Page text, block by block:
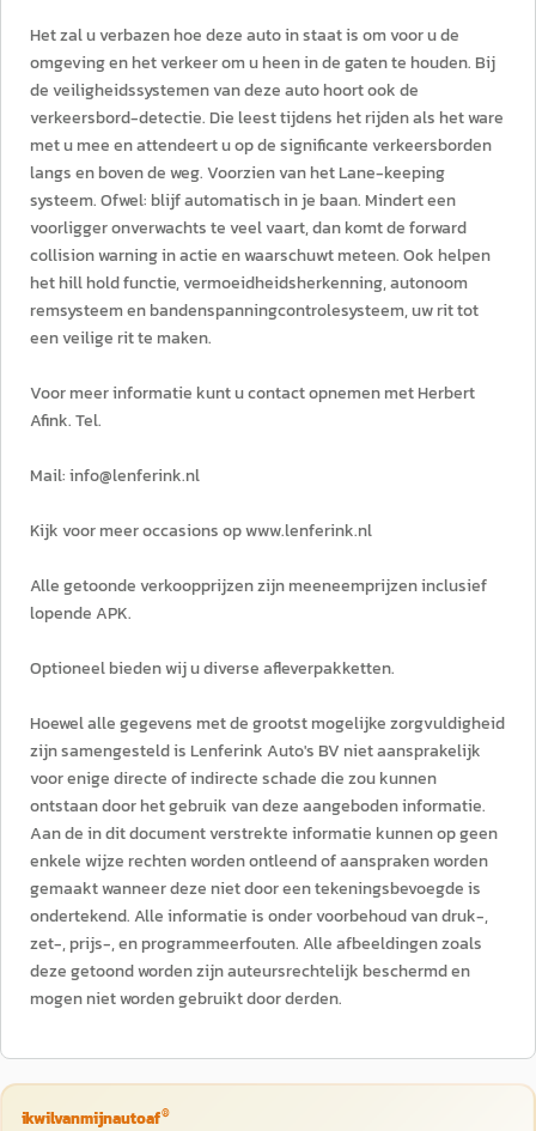
Het zal u verbazen hoe deze auto in staat is om voor u de
omgeving en het verkeer om u heen in de gaten te houden. Bij
de veiligheidssystemen van deze auto hoort ook de
verkeersbord-detectie. Die leest tijdens het rijden als het ware
met u mee en attendeert u op de significante verkeersborden
langs en boven de weg. Voorzien van het Lane-keeping
systeem. Ofwel: blijf automatisch in je baan. Mindert een
voorligger onverwachts te veel vaart, dan komt de forward
collision warning in actie en waarschuwt meteen. Ook helpen
het hill hold functie, vermoeidheidsherkenning, autonoom
remsysteem en bandenspanningcontrolesysteem, uw rit tot
een veilige rit te maken.
Voor meer informatie kunt u contact opnemen met Herbert
Afink. Tel.
Mail: info@lenferink.nl
Kijk voor meer occasions op www.lenferink.nl
Alle getoonde verkoopprijzen zijn meeneemprijzen inclusief
lopende APK.
Optioneel bieden wij u diverse afleverpakketten.
Hoewel alle gegevens met de grootst mogelijke zorgvuldigheid
zijn samengesteld is Lenferink Auto's BV niet aansprakelijk
voor enige directe of indirecte schade die zou kunnen
ontstaan door het gebruik van deze aangeboden informatie.
Aan de in dit document verstrekte informatie kunnen op geen
enkele wijze rechten worden ontleend of aanspraken worden
gemaakt wanneer deze niet door een tekeningsbevoegde is
ondertekend. Alle informatie is onder voorbehoud van druk-,
zet-, prijs-, en programmeerfouten. Alle afbeeldingen zoals
deze getoond worden zijn auteursrechtelijk beschermd en
mogen niet worden gebruikt door derden.
ikwilvanmijnautoaf®